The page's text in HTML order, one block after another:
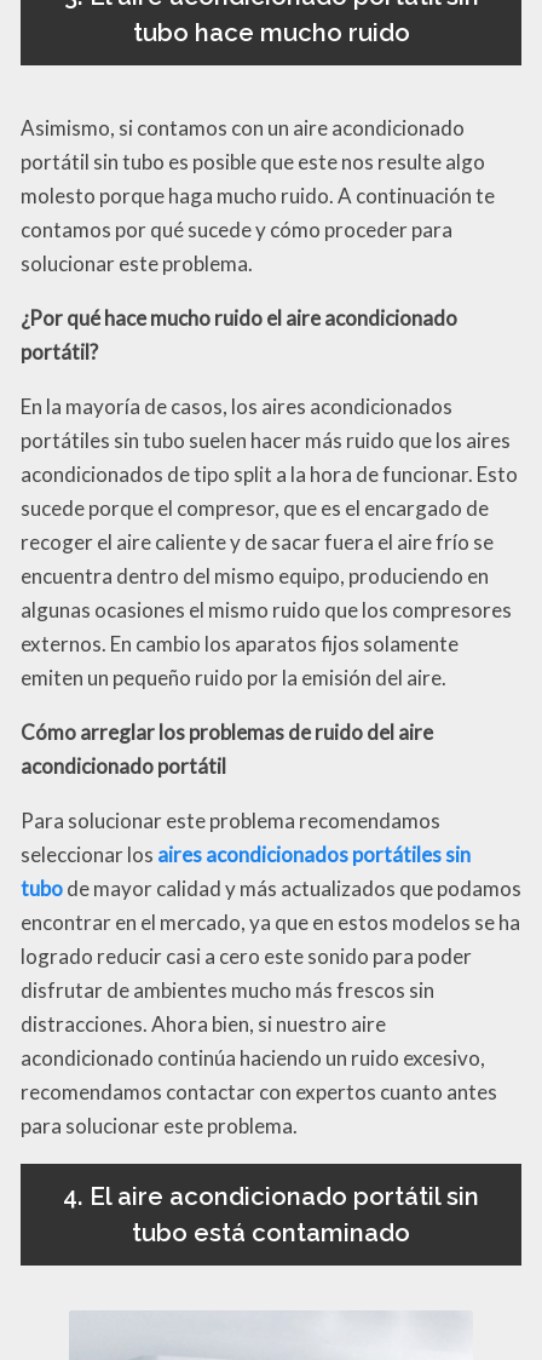
tubo hace mucho ruido
Asimismo, si contamos con un aire acondicionado
portátil sin tubo es posible que este nos resulte algo
molesto porque haga mucho ruido. A continuación te
contamos por qué sucede y cómo proceder para
solucionar este problema.
¿Por qué hace mucho ruido el aire acondicionado
portátil?
En la mayoría de casos, los aires acondicionados
portátiles sin tubo suelen hacer más ruido que los aires
acondicionados de tipo split a la hora de funcionar. Esto
sucede porque el compresor, que es el encargado de
recoger el aire caliente y de sacar fuera el aire frío se
encuentra dentro del mismo equipo, produciendo en
algunas ocasiones el mismo ruido que los compresores
externos. En cambio los aparatos fijos solamente
emiten un pequeño ruido por la emisión del aire.
Cómo arreglar los problemas de ruido del aire
acondicionado portátil
Para solucionar este problema recomendamos
seleccionar los aires acondicionados portátiles sin
tubode mayor calidad y más actualizados que podamos
encontrar en el mercado, ya que en estos modelos se ha
logrado reducir casi a cero este sonido para poder
disfrutar de ambientes mucho más frescos sin
distracciones. Ahora bien, si nuestro aire
acondicionado continúa haciendo un ruido excesivo,
recomendamos contactar con expertos cuanto antes
para solucionar este problema.
4. El aire acondicionado portátil sin
tubo está contaminado